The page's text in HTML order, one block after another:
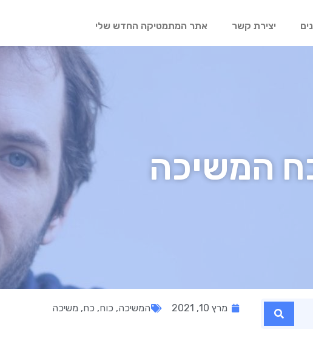
יצירת קשר אתר המתמטיקה החדש שלי
המשיכה
מרץ 10, 2021 המשיכה, כוח, כח, משיכה